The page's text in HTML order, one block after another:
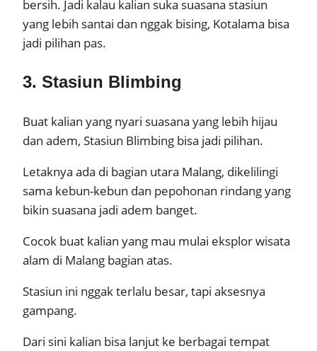
bersih. Jadi kalau kalian suka suasana stasiun
yang lebih santai dan nggak bising, Kotalama bisa
jadi pilihan pas.
3. Stasiun Blimbing
Buat kalian yang nyari suasana yang lebih hijau
dan adem, Stasiun Blimbing bisa jadi pilihan.
Letaknya ada di bagian utara Malang, dikelilingi
sama kebun-kebun dan pepohonan rindang yang
bikin suasana jadi adem banget.
Cocok buat kalian yang mau mulai eksplor wisata
alam di Malang bagian atas.
Stasiun ini nggak terlalu besar, tapi aksesnya
gampang.
Dari sini kalian bisa lanjut ke berbagai tempat